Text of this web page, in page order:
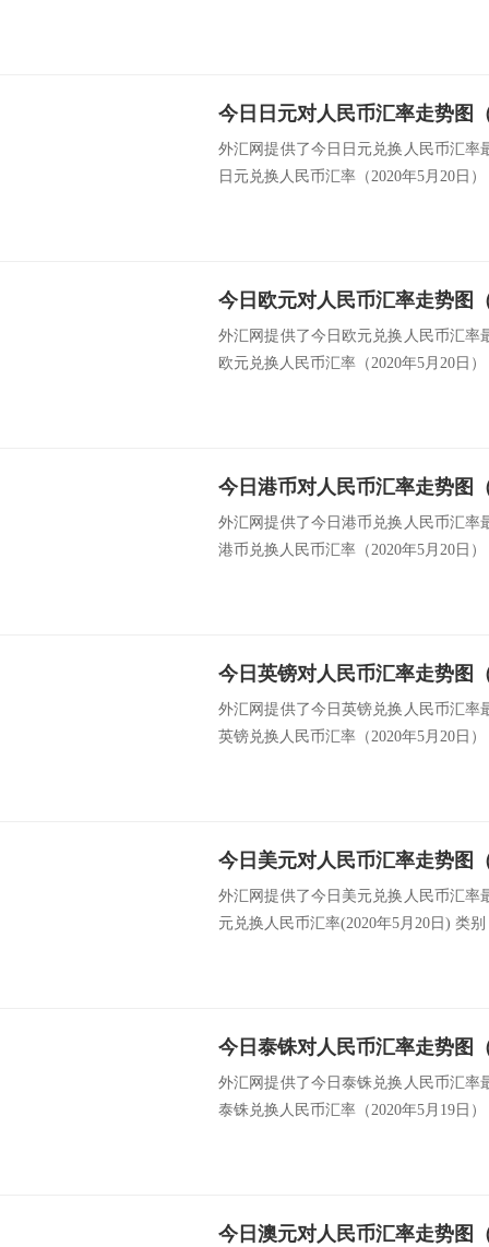
今日日元对人民币汇率走势图
外汇网提供了今日日元兑换人民币汇率
日元兑换人民币汇率（2020年5月20日
今日欧元对人民币汇率走势图
外汇网提供了今日欧元兑换人民币汇率
欧元兑换人民币汇率（2020年5月20日
今日港币对人民币汇率走势图
外汇网提供了今日港币兑换人民币汇率
港币兑换人民币汇率（2020年5月20日
今日英镑对人民币汇率走势图
外汇网提供了今日英镑兑换人民币汇率
英镑兑换人民币汇率（2020年5月20日
今日美元对人民币汇率走势图
外汇网提供了今日美元兑换人民币汇率
元兑换人民币汇率(2020年5月20日) 类
今日泰铢对人民币汇率走势图
外汇网提供了今日泰铢兑换人民币汇率
泰铢兑换人民币汇率（2020年5月19日
今日澳元对人民币汇率走势图